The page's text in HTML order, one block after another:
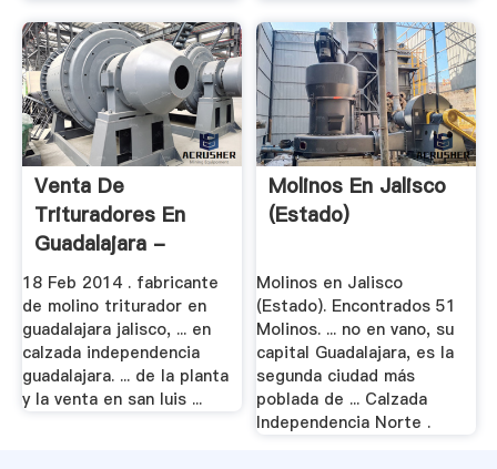
Venta De
Trituradores En
Guadalajara -
Water .
18 Feb 2014 . fabricante
de molino triturador en
guadalajara jalisco, ... en
calzada independencia
guadalajara. ... de la planta
y la venta en san luis ...
Molinos En Jalisco
(Estado)
Molinos en Jalisco
(Estado). Encontrados 51
Molinos. ... no en vano, su
capital Guadalajara, es la
segunda ciudad más
poblada de ... Calzada
Independencia Norte .